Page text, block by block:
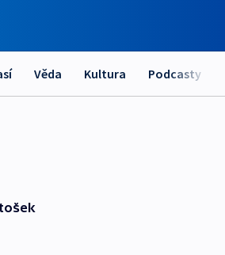
Věda Kultura Podcasty